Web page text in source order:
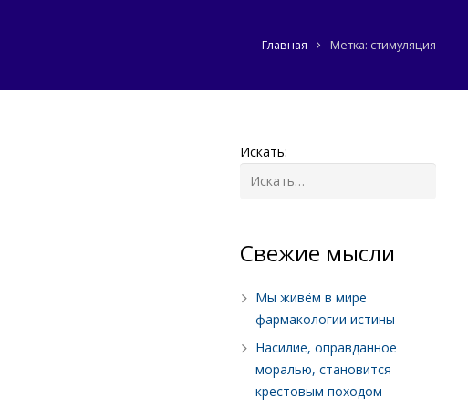
Главная Метка: стимуляция
Искать:
Cвежие мысли
Мы живём в мире
фармакологии истины
Насилие, оправданное
моралью, становится
крестовым походом